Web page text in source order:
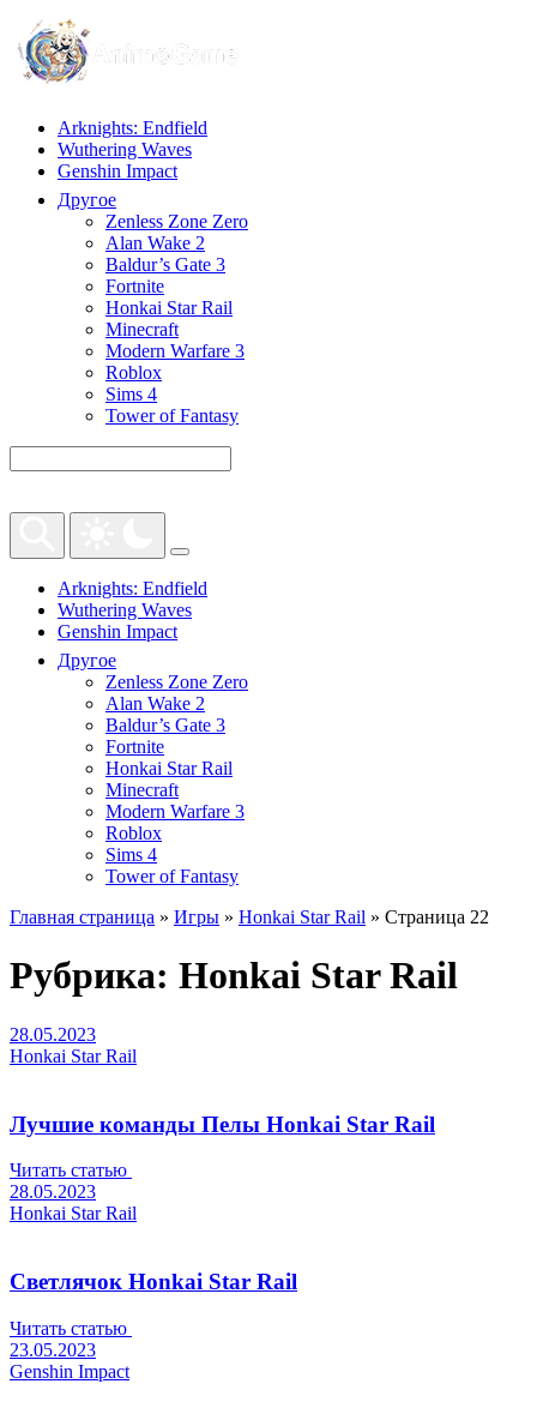
Arknights: Endfield
Wuthering Waves
Genshin Impact
Другое
Zenless Zone Zero
Alan Wake 2
Baldur’s Gate 3
Fortnite
Honkai Star Rail
Minecraft
Modern Warfare 3
Roblox
Sims 4
Tower of Fantasy
Arknights: Endfield
Wuthering Waves
Genshin Impact
Другое
Zenless Zone Zero
Alan Wake 2
Baldur’s Gate 3
Fortnite
Honkai Star Rail
Minecraft
Modern Warfare 3
Roblox
Sims 4
Tower of Fantasy
Главная страница » Игры » Honkai Star Rail » Страница 22
Рубрика: Honkai Star Rail
28.05.2023
Honkai Star Rail
Лучшие команды Пелы Honkai Star Rail
Читать статью
28.05.2023
Honkai Star Rail
Светлячок Honkai Star Rail
Читать статью
23.05.2023
Genshin Impact